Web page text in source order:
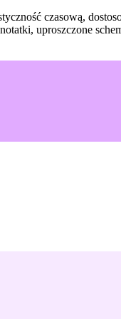
czasową,
uproszczone